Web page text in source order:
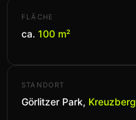
FLÄCHE
ca. 100 m²
STANDORT
Görlitzer Park, Kreuzberg